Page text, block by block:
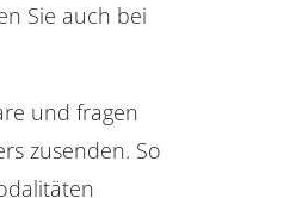
Sie auch bei
und fragen
zusenden. So